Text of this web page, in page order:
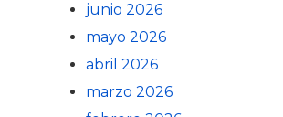
junio 2026
mayo 2026
abril 2026
marzo 2026